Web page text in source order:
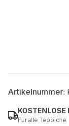
Artikelnummer:
KOSTENLOSE
Für alle Teppiche